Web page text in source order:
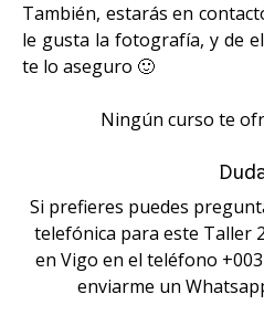
También, estarás en
le gusta la fotografía, y de
te lo aseguro 🙂
Ningún curso te
Si prefieres puedes
telefónica para este Taller
en Vigo en el teléfono
enviarme un